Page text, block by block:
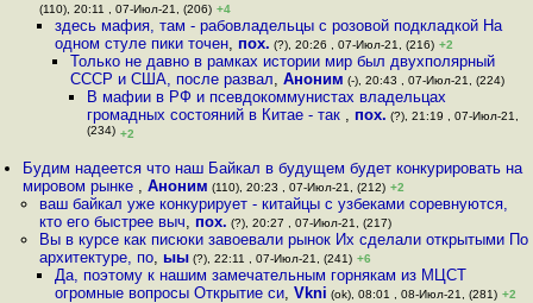
(110), 20:11 , 07-Июл-21, (206) +4
здесь мафия, там - рабовладельцы с розовой подкладкой На
одном стуле пики точен, пох. (?), 20:26 , 07-Июл-21, (216) +2
Только не давно в рамках истории мир был двухполярный
СССР и США, после развал,Аноним (-), 20:43 , 07-Июл-21, (224)
В мафии в РФ и псевдокоммунистах владельцах
громадных состояний в Китае - так , пох. (?), 21:19 , 07-Июл-21,
(234) +2
Будим надеется что наш Байкал в будущем будет конкурировать на
мировом рынке ,Аноним (110), 20:23 , 07-Июл-21, (212) +2
ваш байкал уже конкурирует - китайцы с узбеками соревнуются,
кто его быстрее выч, пох. (?), 20:27 , 07-Июл-21, (217)
Вы в курсе как писюки завоевали рынок Их сделали открытыми По
архитектуре, по, ыы(?), 22:11 , 07-Июл-21, (241) +6
Да, поэтому к нашим замечательным горнякам из МЦСТ
огромные вопросы Открытие си, Vkni (ok), 08:01 , 08-Июл-21, (281) +2